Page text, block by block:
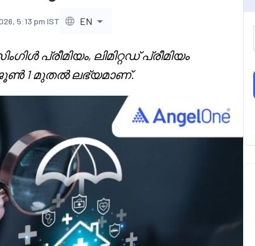
5:13 pm IST EN
പ്രീമിയം, ലിമിറ്റഡ് പ്രീമിയം
ജൂൺ 1 മുതൽ ലഭ്യമാണ്.